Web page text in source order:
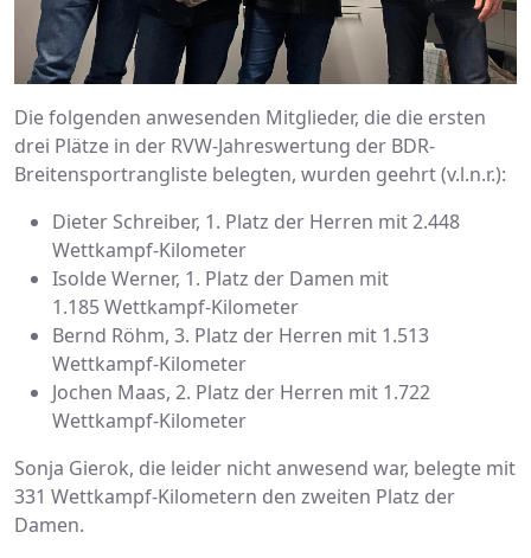
Die folgenden anwesenden Mitglieder, die die ersten
drei Plätze in der RVW-Jahreswertung der BDR-
Breitensportrangliste belegten, wurden geehrt (v.l.n.r.):
Dieter Schreiber, 1. Platz der Herren mit 2.448
Wettkampf-Kilometer
Isolde Werner, 1. Platz der Damen mit
1.185 Wettkampf-Kilometer
Bernd Röhm, 3. Platz der Herren mit 1.513
Wettkampf-Kilometer
Jochen Maas, 2. Platz der Herren mit 1.722
Wettkampf-Kilometer
Sonja Gierok, die leider nicht anwesend war, belegte mit
331 Wettkampf-Kilometern den zweiten Platz der
Damen.